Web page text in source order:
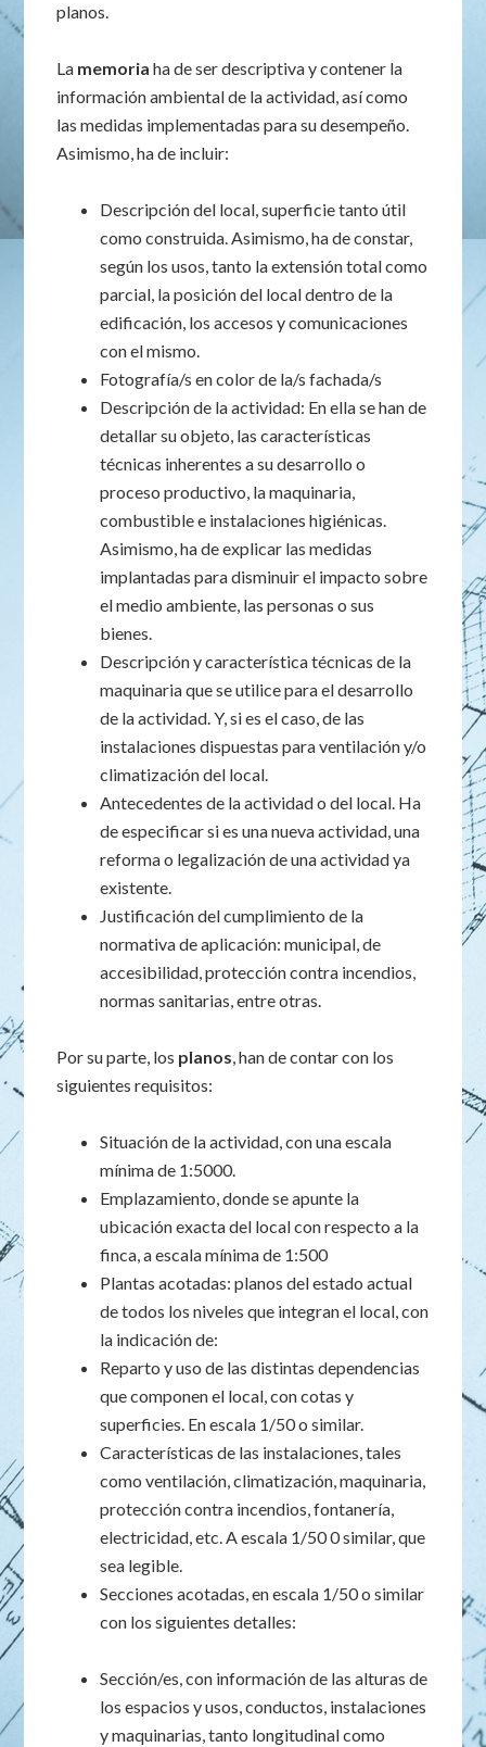
planos.
La memoria ha de ser descriptiva y contener la
información ambiental de la actividad, así como
las medidas implementadas para su desempeño.
Asimismo, ha de incluir:
Descripción del local, superficie tanto útil
como construida. Asimismo, ha de constar,
según los usos, tanto la extensión total como
parcial, la posición del local dentro de la
edificación, los accesos y comunicaciones
con el mismo.
Fotografía/s en color de la/s fachada/s
Descripción de la actividad: En ella se han de
detallar su objeto, las características
técnicas inherentes a su desarrollo o
proceso productivo, la maquinaria,
combustible e instalaciones higiénicas.
Asimismo, ha de explicar las medidas
implantadas para disminuir el impacto sobre
el medio ambiente, las personas o sus
bienes.
Descripción y característica técnicas de la
maquinaria que se utilice para el desarrollo
de la actividad. Y, si es el caso, de las
instalaciones dispuestas para ventilación y/o
climatización del local.
Antecedentes de la actividad o del local. Ha
de especificar si es una nueva actividad, una
reforma o legalización de una actividad ya
existente.
Justificación del cumplimiento de la
normativa de aplicación: municipal, de
accesibilidad, protección contra incendios,
normas sanitarias, entre otras.
Por su parte, los planos, han de contar con los
siguientes requisitos:
Situación de la actividad, con una escala
mínima de 1:5000.
Emplazamiento, donde se apunte la
ubicación exacta del local con respecto a la
finca, a escala mínima de 1:500
Plantas acotadas: planos del estado actual
de todos los niveles que integran el local, con
la indicación de:
Reparto y uso de las distintas dependencias
que componen el local, con cotas y
superficies. En escala 1/50 o similar.
Características de las instalaciones, tales
como ventilación, climatización, maquinaria,
protección contra incendios, fontanería,
electricidad, etc. A escala 1/50 0 similar, que
sea legible.
Secciones acotadas, en escala 1/50 o similar
con los siguientes detalles:
Sección/es, con información de las alturas de
los espacios y usos, conductos, instalaciones
y maquinarias, tanto longitudinal como